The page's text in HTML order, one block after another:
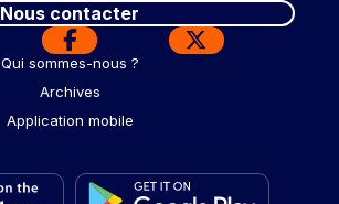
Nous contacter
Qui sommes-nous ?
Archives
Application mobile